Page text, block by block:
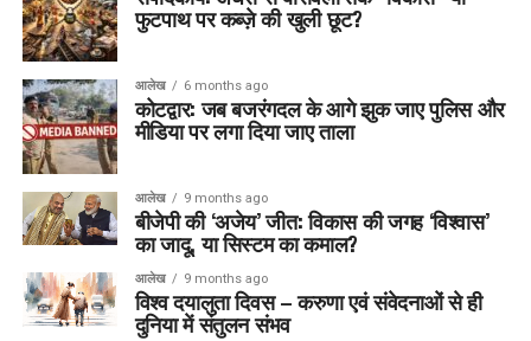
फुटपाथ पर कब्ज़े की खुली छूट?
आलेख 6 months ago
कोटद्वार: जब बजरंगदल के आगे झुक जाए पुलिस और
मीडिया पर लगा दिया जाए ताला
आलेख 9 months ago
बीजेपी की ‘अजेय’ जीत: विकास की जगह ‘विश्वास’
का जादू, या सिस्टम का कमाल?
आलेख 9 months ago
विश्व दयालुता दिवस – करुणा एवं संवेदनाओं से ही
दुनिया में संतुलन संभव